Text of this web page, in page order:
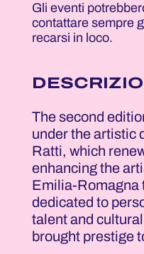
Gli eventi
contattare sempre
recarsi in loco.
The second
under the artistic
Ratti, which
enhancing the
Emilia-Romagna
dedicated to
talent and
brought prestige